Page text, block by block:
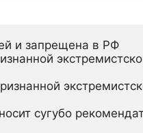
и запрещена в РФ
сугубо